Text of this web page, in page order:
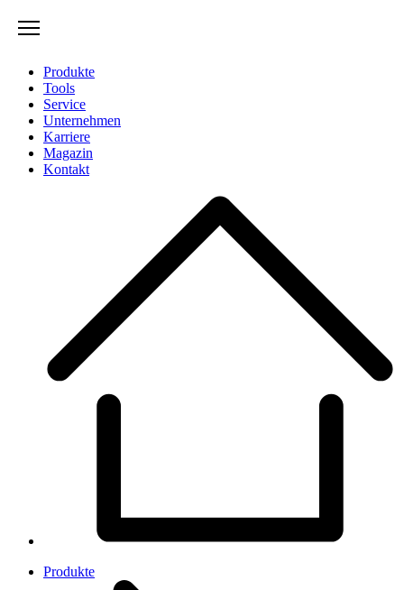
Produkte
Tools
Service
Unternehmen
Karriere
Magazin
Kontakt
Produkte